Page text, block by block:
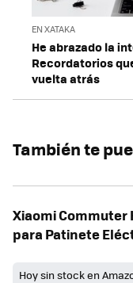
EN XATAKA
He abrazado la
Recordatorios
vuelta atrás
También te
Xiaomi Commuter
para Patinete
Hoy sin stock en